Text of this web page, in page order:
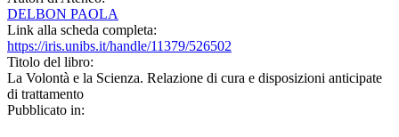
DELBON PAOLA
Link alla scheda completa:
https://iris.unibs.it/handle/11379/526502
Titolo del libro:
La Volontà e la Scienza. Relazione di cura e disposizioni anticipate
di trattamento
Pubblicato in: